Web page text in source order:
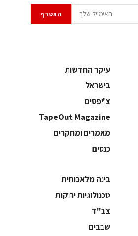
עיקר החדשות
בישראל
צ'יפסים
TapeOut Magazine
מאמרים ומחקרים
כנסים
בינה מלאכותית
‫טכנולוגיות ירוקות‬
‫צב"ד‬
‫שבבים‬